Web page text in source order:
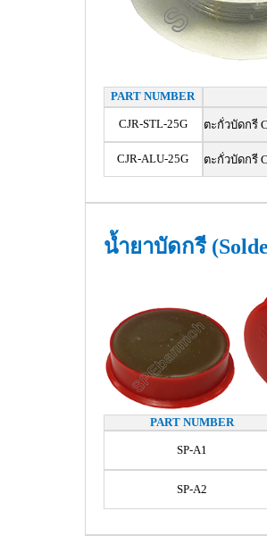
PART NUMBER
CJR-STL-25G ตะกั่วบัดกรี
CJR-ALU-25G ตะกั่วบัดกรี
น้ำยาบัดกรี
PART NUMBER
SP-A1
SP-A2